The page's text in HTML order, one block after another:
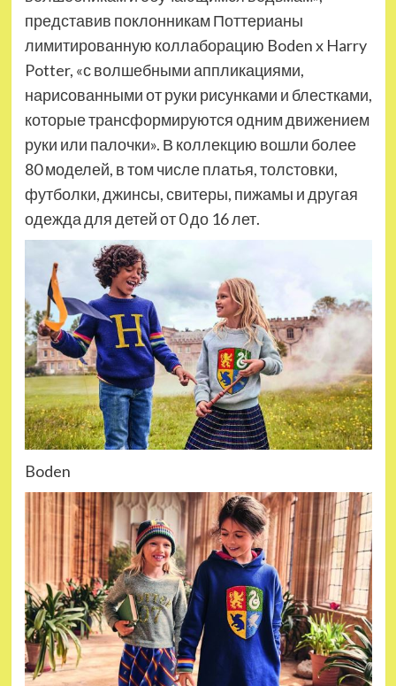
представив поклонникам Поттерианы
лимитированную коллаборацию Boden x Harry
Potter, «с волшебными аппликациями,
нарисованными от руки рисунками и блестками,
которые трансформируются одним движением
руки или палочки». В коллекцию вошли более
80 моделей, в том числе платья, толстовки,
футболки, джинсы, свитеры, пижамы и другая
оде­жда для детей от 0 до 16 лет.
Boden